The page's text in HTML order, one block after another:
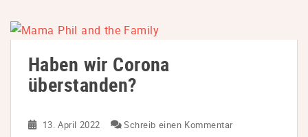
Haben wir Corona
überstanden?
13. April 2022 Schreib einen Kommentar